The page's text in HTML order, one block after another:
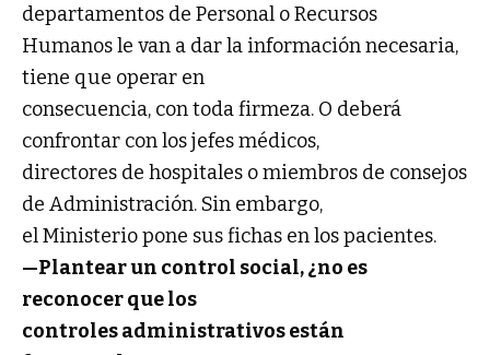
departamentos de Personal o Recursos
Humanos le van a dar la información necesaria,
tiene que operar en
consecuencia, con toda firmeza. O deberá
confrontar con los jefes médicos,
directores de hospitales o miembros de consejos
de Administración. Sin embargo,
el Ministerio pone sus fichas en los pacientes.
—Plantear un control social, ¿no es
reconocer que los
controles administrativos están